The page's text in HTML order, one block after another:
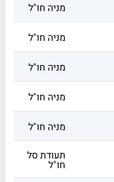
מניה חו"ל
מניה חו"ל
מניה חו"ל
מניה חו"ל
מניה חו"ל
תעודת סל
חו"ל